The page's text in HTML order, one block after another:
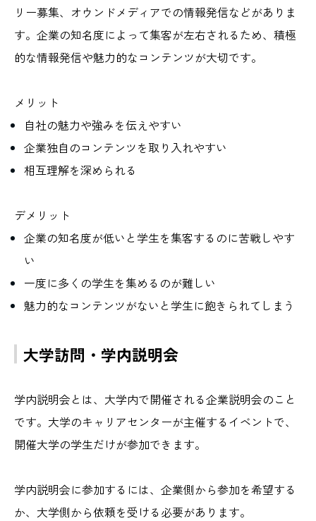
リー募集、オウンドメディアでの情報発信などがありま
す。企業の知名度によって集客が左右されるため、積極
的な情報発信や魅力的なコンテンツが大切です。
メリット
自社の魅力や強みを伝えやすい
企業独自のコンテンツを取り入れやすい
相互理解を深められる
デメリット
企業の知名度が低いと学生を集客するのに苦戦しやす
い
一度に多くの学生を集めるのが難しい
魅力的なコンテンツがないと学生に飽きられてしまう
大学訪問・学内説明会
学内説明会とは、大学内で開催される企業説明会のこと
です。大学のキャリアセンターが主催するイベントで、
開催大学の学生だけが参加できます。
学内説明会に参加するには、企業側から参加を希望する
か、大学側から依頼を受ける必要があります。